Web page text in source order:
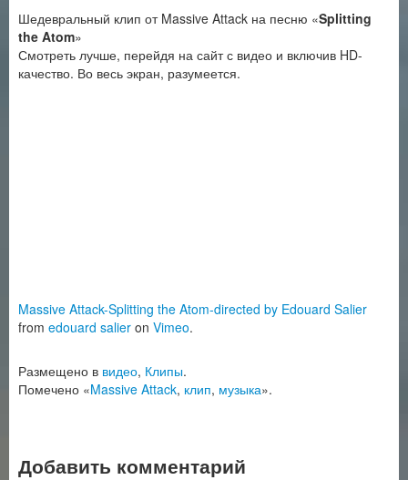
Шедевральный клип от Massive Attack на песню «Splitting
the Atom»
Смотреть лучше, перейдя на сайт с видео и включив HD-
качество. Во весь экран, разумеется.
Massive Attack-Splitting the Atom-directed by Edouard Salier
from edouard salier on Vimeo.
Размещено в видео, Клипы.
Помечено «Massive Attack, клип, музыка».
Добавить комментарий